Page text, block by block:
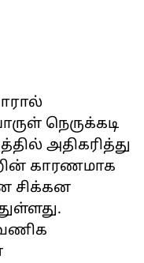
நெருக்கடி
அதிகரித்து
காரணமாக
சிக்கன